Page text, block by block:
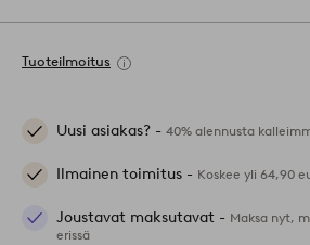
Tuoteilmoitus
Uusi asiakas? - 40% alennusta
Ilmainen toimitus - Koskee yli 64,90
Joustavat maksutavat - Maksa nyt,
erissä